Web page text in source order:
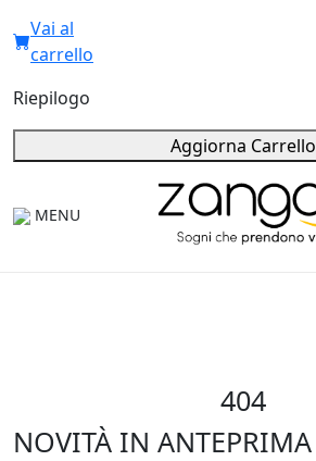
Vai al
carrello
Riepilogo
Aggiorna Carrello
MENU
404
NOVITÀ IN ANTEPRIMA